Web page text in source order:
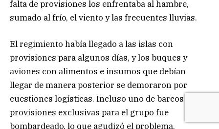
falta de provisiones los enfrentaba al hambre,
sumado al frío, el viento y las frecuentes lluvias.
El regimiento había llegado a las islas con
provisiones para algunos días, y los buques y
aviones con alimentos e insumos que debían
llegar de manera posterior se demoraron por
cuestiones logísticas. Incluso uno de barcos con
provisiones exclusivas para el grupo fue
bombardeado, lo que agudizó el problema.